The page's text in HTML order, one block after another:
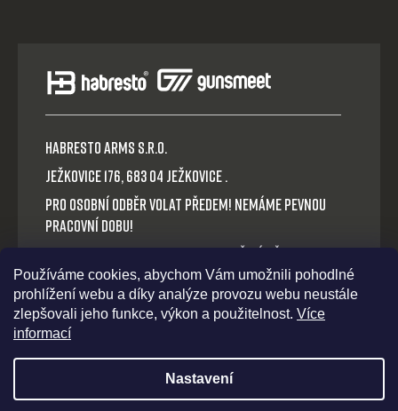
Používáme cookies, abychom Vám umožnili pohodlné
prohlížení webu a díky analýze provozu webu neustále
zlepšovali jeho funkce, výkon a použitelnost. Více
informací
Nastavení
HABRESTO ARMS s.r.o.
Ježkovice 176, 683 04 Ježkovice .
Pro osobní odběr volat předem! Nemáme pevnou
pracovní dobu!
Platba v hotovosti nebo QR okamžitý převod.
Volejte: +420 721 030 614
E-mail: habresto@habresto.cz